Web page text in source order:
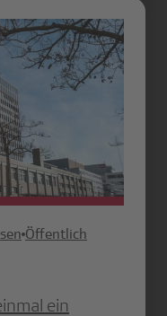
Öffentlich
ein